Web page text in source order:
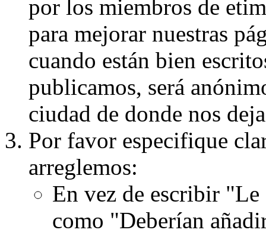
por los miembros de
para mejorar nuestras
cuando están bien
publicamos, será
ciudad de donde nos
Por favor especifique
arreglemos:
En vez de escribir
como "Deberían